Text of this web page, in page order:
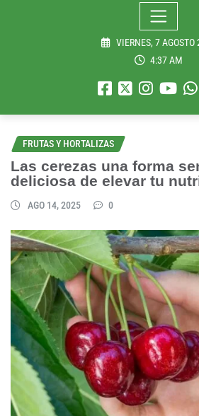
VIERNES, 7 AGOSTO
4:37 AM
FRUTAS Y HORTALIZAS
Las cerezas una forma
deliciosa de elevar tu
AGO 14, 2025 0